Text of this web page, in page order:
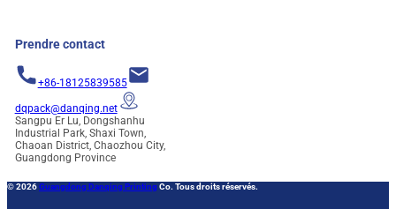
Prendre contact
+86-18125839585
dqpack@danqing.net
Sangpu Er Lu, Dongshanhu
Industrial Park, Shaxi Town,
Chaoan District, Chaozhou City,
Guangdong Province
© 2026Guangdong Danqing Printing Co. Tous droits réservés.